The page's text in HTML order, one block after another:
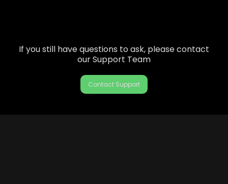
If you still have questions to ask, please contact
our Support Team
Contact Support